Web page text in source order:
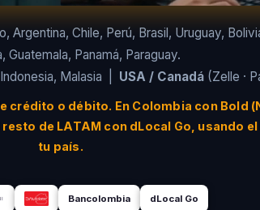
Argentina, Chile, Perú, Brasil, Uruguay,
Guatemala, Panamá, Paraguay.
Malasia | USA / Canadá (Zelle ·
crédito o débito. En Colombia con Bold
de LATAM con dLocal Go, usando
tu país.
Bancolombia dLocal Go